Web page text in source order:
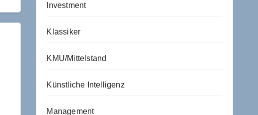
Investment
Klassiker
KMU/Mittelstand
Künstliche Intelligenz
Management